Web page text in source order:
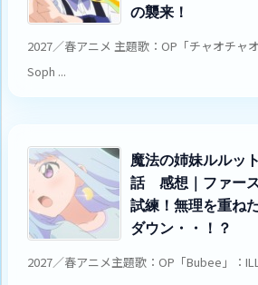
の襲来！
2027／春アニメ 主題歌：OP「チャオチャ
Soph ...
魔法の姉妹ルルッ
話 感想｜ファー
試練！無理を重ね
ダウン・・！？
2027／春アニメ主題歌：OP「Bubee」：